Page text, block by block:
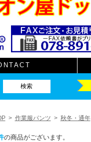
作業服パンツ 秋冬・通年
の商品がございます。